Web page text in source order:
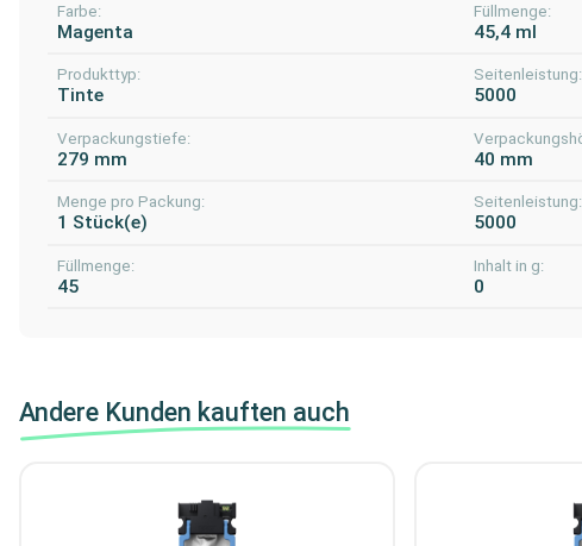
Farbe:
Magenta
Füllmenge:
45,4 ml
Produkttyp:
Tinte
Seitenleistung:
5000
Verpackungstiefe:
279 mm 40 mm
Menge pro Packung:
1 Stück(e)
Seitenleistung:
5000
Füllmenge:
45
Inhalt in g:
0
Andere Kunden kauften auch